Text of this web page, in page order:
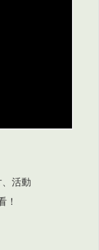
活動
！